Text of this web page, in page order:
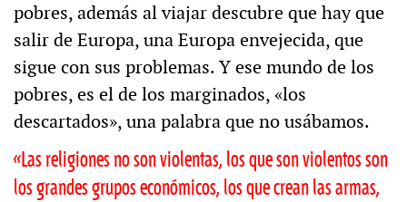
pobres, además al viajar descubre que hay que
salir de Europa, una Europa envejecida, que
sigue con sus problemas. Y ese mundo de los
pobres, es el de los marginados, «los
descartados», una palabra que no usábamos.
«Las religiones no son violentas, los que son violentos son
los grandes grupos económicos, los que crean las armas,